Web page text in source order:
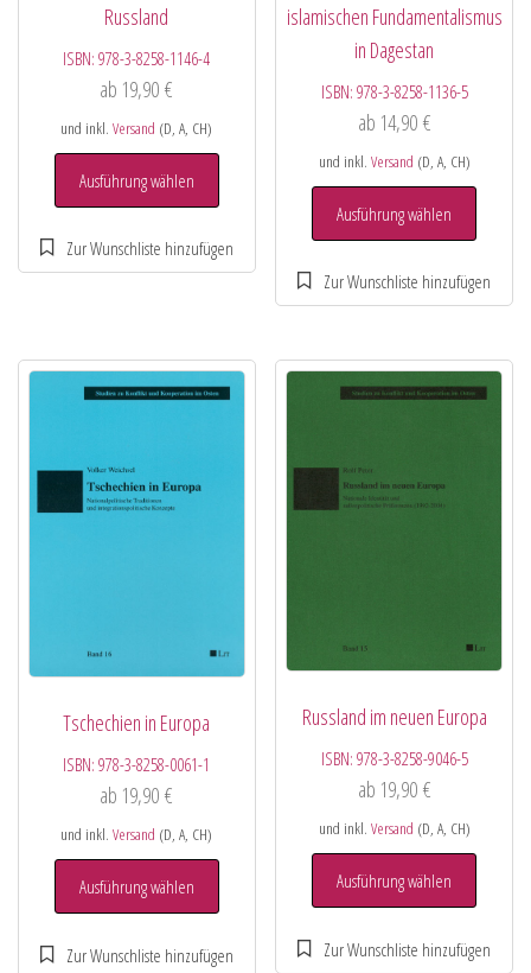
Russland
ISBN:978-3-8258-1146-4
ab 19,90€
und inkl.Versand (D, A, CH)
Ausführung wählen
islamischen Fundamentalismus
in Dagestan
ISBN: 978-3-8258-1136-5
ab 14,90 €
und inkl. Versand (D, A, CH)
Ausführung wählen
Tschechien in Europa
ISBN:978-3-8258-0061-1
ab 19,90€
und inkl.Versand (D, A, CH)
Ausführung wählen
Russland im neuen Europa
ISBN: 978-3-8258-9046-5
ab 19,90 €
und inkl. Versand (D, A, CH)
Ausführung wählen